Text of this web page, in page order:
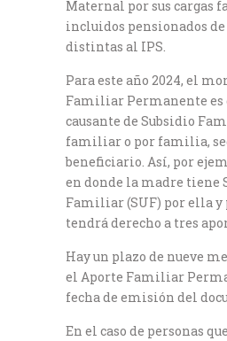
Maternal por sus cargas
incluidos pensionados
distintas al IPS.
Para este año 2024, el
Familiar Permanente es
causante de Subsidio
familiar o por familia,
beneficiario. Así, por
en donde la madre tiene
Familiar (SUF) por ella y
tendrá derecho a tres
Hay un plazo de nueve
el Aporte Familiar
fecha de emisión del
En el caso de personas